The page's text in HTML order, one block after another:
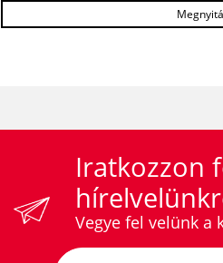
Iratkozzon
Vegye fel velünk a